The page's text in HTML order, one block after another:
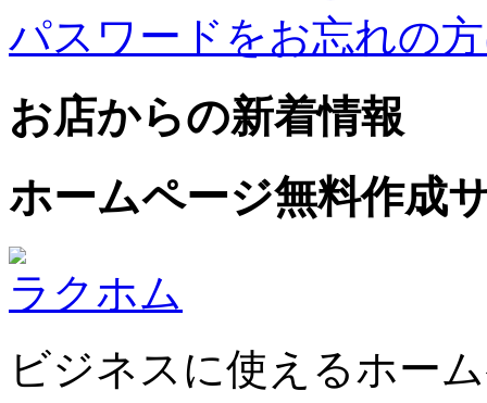
パスワードをお忘れの
お店からの新着情報
ホームページ無料作成
ラクホム
ビジネスに使えるホー